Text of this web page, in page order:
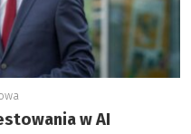
w AI